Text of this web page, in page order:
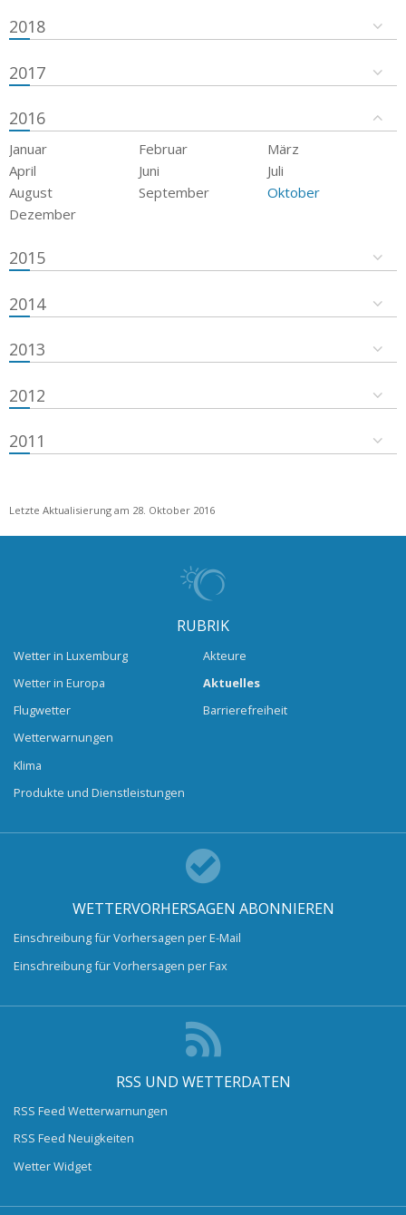
2018
2017
2016
Januar Februar
März
April
Juni
Juli
August
September
Oktober
Dezember
2015
2014
2013
2012
2011
Letzte Aktualisierung am 28. Oktober 2016
RUBRIK
Wetter in Luxemburg
Wetter in Europa
Flugwetter
Wetterwarnungen
Klima
Produkte und Dienstleistungen
Akteure
Aktuelles
Barrierefreiheit
WETTERVORHERSAGEN ABONNIEREN
Einschreibung für Vorhersagen per E-Mail
Einschreibung für Vorhersagen per Fax
RSS UND WETTERDATEN
RSS Feed Wetterwarnungen
RSS Feed Neuigkeiten
Wetter Widget